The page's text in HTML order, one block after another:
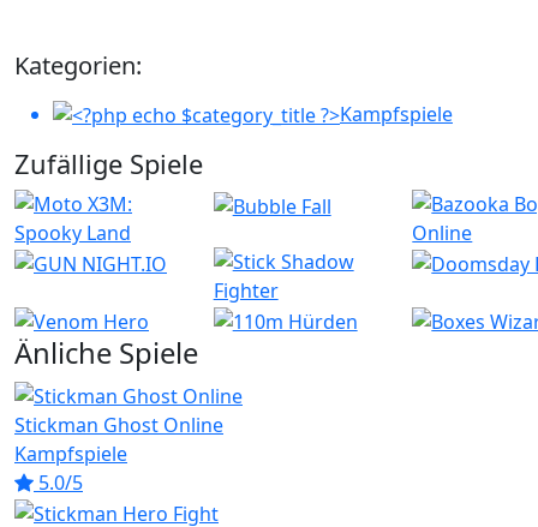
Kategorien:
Kampfspiele
Zufällige Spiele
Änliche Spiele
Stickman Ghost Online
Kampfspiele
5.0/5